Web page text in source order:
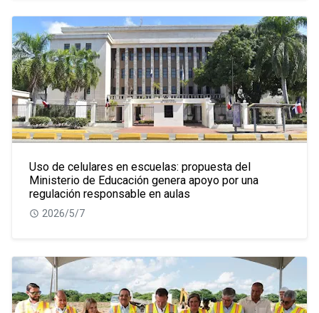
Uso de celulares en escuelas: propuesta del
Ministerio de Educación genera apoyo por una
regulación responsable en aulas
2026/5/7